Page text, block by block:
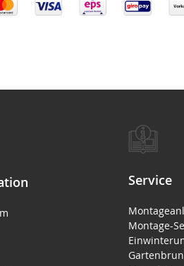
Service
Montage-